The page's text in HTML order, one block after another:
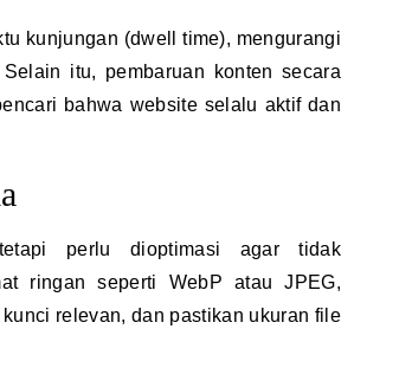
kunjungan (dwell time), mengurangi
itu, pembaruan konten secara
bahwa website selalu aktif dan
perlu dioptimasi agar tidak
ringan seperti WebP atau JPEG,
relevan, dan pastikan ukuran file